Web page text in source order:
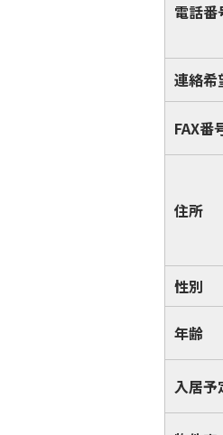
電話番
連絡希
FAX番
住所
性別
年齢
入居予